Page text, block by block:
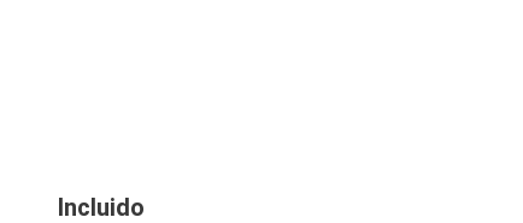
Incluido